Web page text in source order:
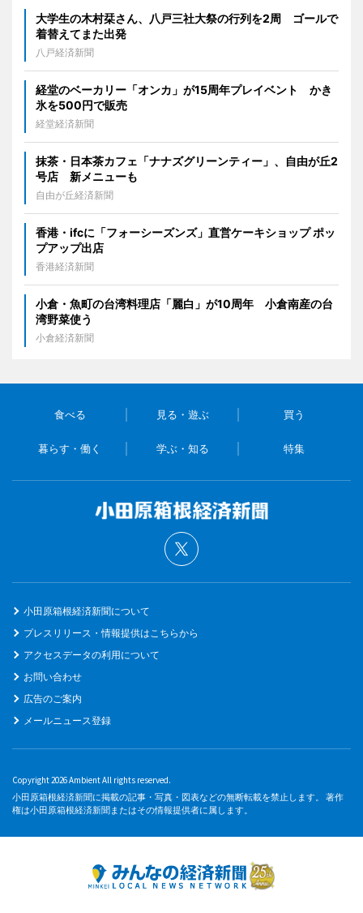
大学生の木村栞さん、八戸三社大祭の行列を2周 ゴールで
着替えてまた出発
八戸経済新聞
経堂のベーカリー「オンカ」が15周年プレイベント かき
氷を500円で販売
経堂経済新聞
抹茶・日本茶カフェ「ナナズグリーンティー」、自由が丘2
号店 新メニューも
自由が丘経済新聞
香港・ifcに「フォーシーズンズ」直営ケーキショップ ポッ
プアップ出店
香港経済新聞
小倉・魚町の台湾料理店「麗白」が10周年 小倉南産の台
湾野菜使う
小倉経済新聞
食べる 見る・遊ぶ 買う
暮らす・働く 学ぶ・知る 特集
小田原箱根経済新聞について
プレスリリース・情報提供はこちらから
アクセスデータの利用について
お問い合わせ
広告のご案内
メールニュース登録
Copyright 2026 Ambient All rights reserved.
小田原箱根経済新聞に掲載の記事・写真・図表などの無断転載を禁止します。 著作
権は小田原箱根経済新聞またはその情報提供者に属します。